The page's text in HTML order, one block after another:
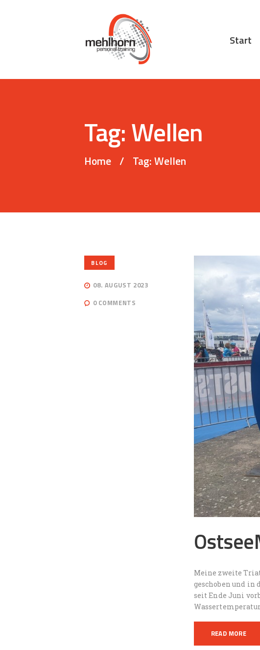
Start
Tag: Wellen
Home Tag: Wellen
BLOG
08. AUGUST 2023
0 COMMENTS
Meine zweite
geschoben und
seit Ende Juni
READ MORE